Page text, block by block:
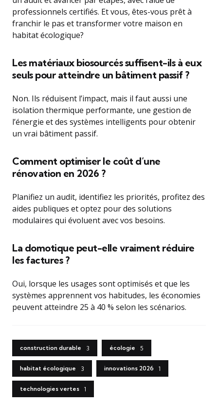
professionnels certifiés. Et vous, êtes-vous prêt à
franchir le pas et transformer votre maison en
habitat écologique?
Les matériaux biosourcés suffisent-ils à eux
seuls pour atteindre un bâtiment passif ?
Non. Ils réduisent l’impact, mais il faut aussi une
isolation thermique performante, une gestion de
l’énergie et des systèmes intelligents pour obtenir
un vrai bâtiment passif.
Comment optimiser le coût d’une
rénovation en 2026 ?
Planifiez un audit, identifiez les priorités, profitez des
aides publiques et optez pour des solutions
modulaires qui évoluent avec vos besoins.
La domotique peut-elle vraiment réduire
les factures ?
Oui, lorsque les usages sont optimisés et que les
systèmes apprennent vos habitudes, les économies
peuvent atteindre 25 à 40 % selon les scénarios.
construction durable 3 écologie 5
habitat écologique 3 innovations 2026 1
technologies vertes 1